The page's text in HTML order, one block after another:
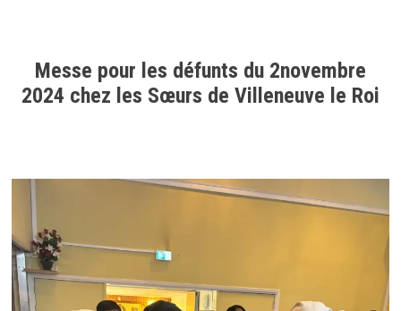
Messe pour les défunts du 2novembre
2024 chez les Sœurs de Villeneuve le Roi